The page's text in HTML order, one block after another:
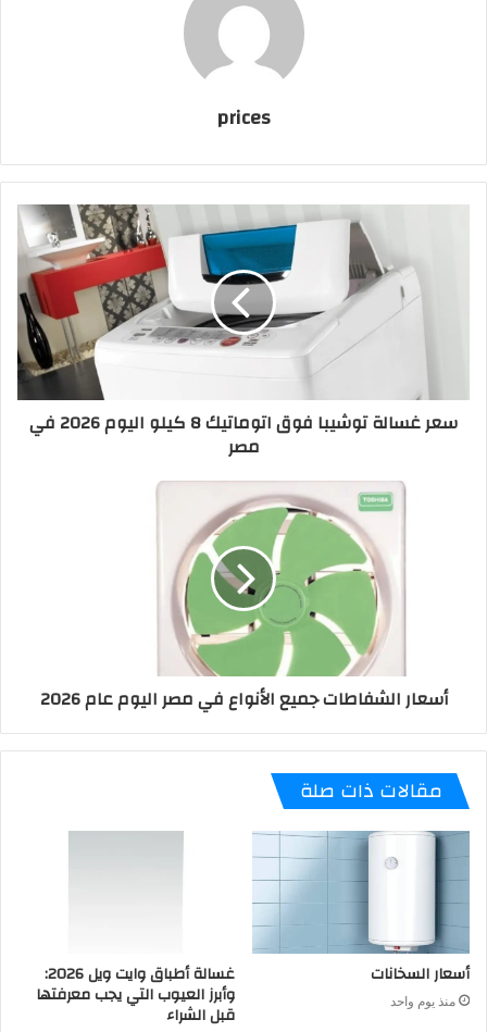
prices
سعر غسالة توشيبا فوق اتوماتيك 8 كيلو اليوم 2026 في
مصر
أسعار الشفاطات جميع الأنواع في مصر اليوم عام 2026
مقالات ذات صلة
أسعار السخانات
منذ يوم واحد
غسالة أطباق وايت ويل 2026:
وأبرز العيوب التي يجب معرفتها
قبل الشراء